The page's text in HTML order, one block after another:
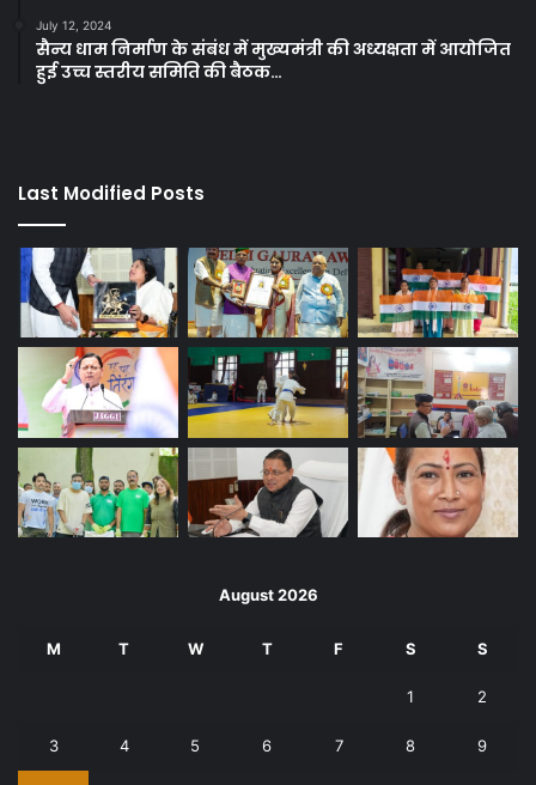
July 12, 2024
सैन्य धाम निर्माण के संबंध में मुख्यमंत्री की अध्यक्षता में आयोजित
हुई उच्च स्तरीय समिति की बैठक…
Last Modified Posts
August 2026
M T W T F S S
1 2
3 4 5 6 7 8 9